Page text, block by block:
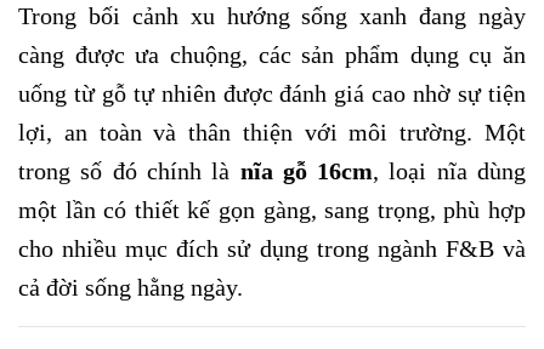
Trong bối cảnh xu hướng sống xanh đang ngày
càng được ưa chuộng, các sản phẩm dụng cụ ăn
uống từ gỗ tự nhiên được đánh giá cao nhờ sự tiện
lợi, an toàn và thân thiện với môi trường. Một
trong số đó chính là nĩa gỗ 16cm, loại nĩa dùng
một lần có thiết kế gọn gàng, sang trọng, phù hợp
cho nhiều mục đích sử dụng trong ngành F&B và
cả đời sống hằng ngày.